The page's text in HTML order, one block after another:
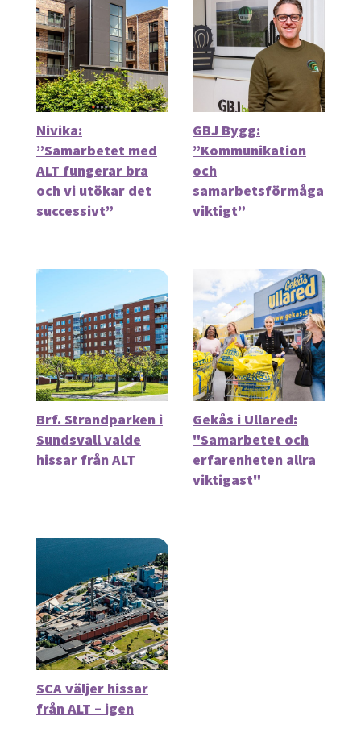
Nivika:
”Samarbetet med
ALT fungerar bra
och vi utökar det
successivt”
GBJ Bygg:
”Kommunikation
och
samarbetsförmåga
viktigt”
Brf. Strandparken i
Sundsvall valde
hissar från ALT
Gekås i Ullared:
"Samarbetet och
erfarenheten allra
viktigast"
SCA väljer hissar
från ALT – igen